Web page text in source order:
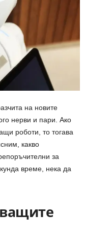
на новите
нерви и пари. Ако
роботи, то тогава
какво
за
време, нека да